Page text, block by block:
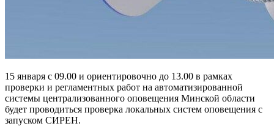
15 января с 09.00 и ориентировочно до 13.00 в рамках
проверки и регламентных работ на автоматизированной
системы централизованного оповещения Минской области
будет проводиться проверка локальных систем оповещения с
запуском СИРЕН.